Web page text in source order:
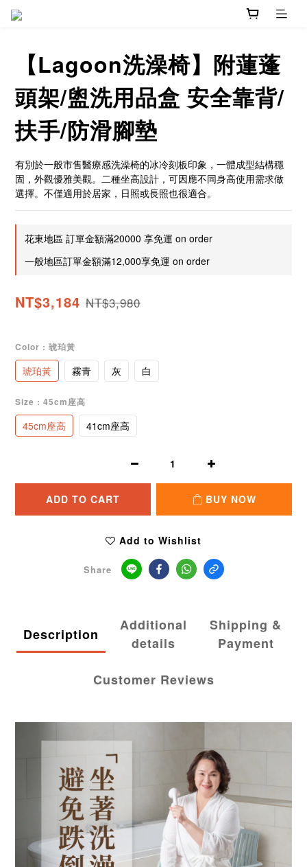
【Lagoon洗澡椅】附蓮蓬
頭架/盥洗用品盒 安全靠背/
扶手/防滑腳墊
有別於一般市售醫療感洗澡椅的冰冷刻板印象，一體成型結構穩
固，外觀優雅美觀。二種坐高設計，可因應不同身高使用需求做
選擇。不僅適用於居家，日照或長照也很適合。
花東地區 訂單金額滿20000 享免運 on order
一般地區訂單金額滿12,000享免運 on order
NT$3,184 NT$3,980
Color : 琥珀黃
琥珀黃 霧青 灰 白
Size : 45cm座高
45cm座高 41cm座高
ADD TO CART BUY NOW
Add to Wishlist
Share
Description
Additional
details
Shipping &
Payment
Customer Reviews